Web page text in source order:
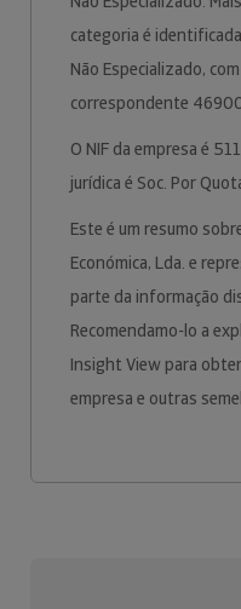
categoria é
Não Especializado,
correspondente
O NIF da empresa é
jurídica é Soc. Por
Este é um resumo
Económica, Lda. e
parte da informação
Recomendamo-lo a
Insight View para
empresa e outras